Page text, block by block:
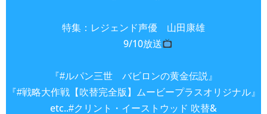
特集：レジェンド声優 山田康雄
9/10放送
『#ルパン三世バビロンの黄金伝説』
『#戦略大作戦【吹替完全版】ムービープラスオリジナル』
etc..#クリント・イーストウッド 吹替&